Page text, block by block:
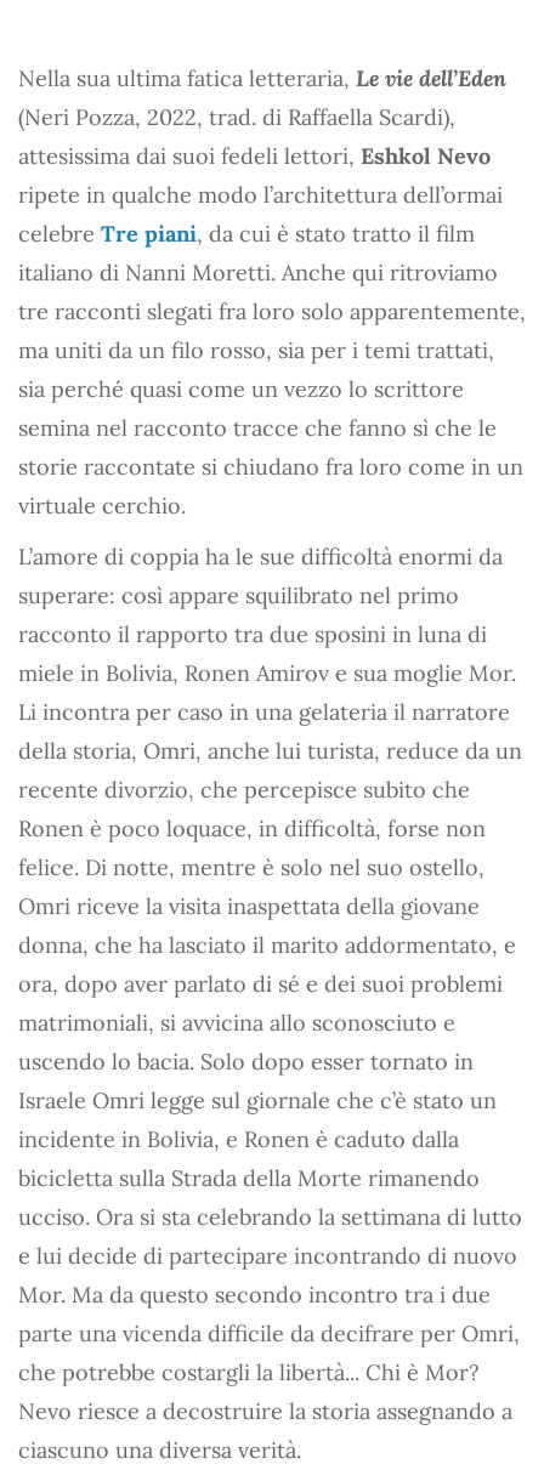
Nella sua ultima fatica letteraria, Le vie dell’Eden
(Neri Pozza, 2022, trad. di Raffaella Scardi),
attesissima dai suoi fedeli lettori, Eshkol Nevo
ripete in qualche modo l’architettura dell’ormai
celebre Tre piani, da cui è stato tratto il film
italiano di Nanni Moretti. Anche qui ritroviamo
tre racconti slegati fra loro solo apparentemente,
ma uniti da un filo rosso, sia per i temi trattati,
sia perché quasi come un vezzo lo scrittore
semina nel racconto tracce che fanno sì che le
storie raccontate si chiudano fra loro come in un
virtuale cerchio.
L’amore di coppia ha le sue difficoltà enormi da
superare: così appare squilibrato nel primo
racconto il rapporto tra due sposini in luna di
miele in Bolivia, Ronen Amirov e sua moglie Mor.
Li incontra per caso in una gelateria il narratore
della storia, Omri, anche lui turista, reduce da un
recente divorzio, che percepisce subito che
Ronen è poco loquace, in difficoltà, forse non
felice. Di notte, mentre è solo nel suo ostello,
Omri riceve la visita inaspettata della giovane
donna, che ha lasciato il marito addormentato, e
ora, dopo aver parlato di sé e dei suoi problemi
matrimoniali, si avvicina allo sconosciuto e
uscendo lo bacia. Solo dopo esser tornato in
Israele Omri legge sul giornale che c’è stato un
incidente in Bolivia, e Ronen è caduto dalla
bicicletta sulla Strada della Morte rimanendo
ucciso. Ora si sta celebrando la settimana di lutto
e lui decide di partecipare incontrando di nuovo
Mor. Ma da questo secondo incontro tra i due
parte una vicenda difficile da decifrare per Omri,
che potrebbe costargli la libertà... Chi è Mor?
Nevo riesce a decostruire la storia assegnando a
ciascuno una diversa verità.